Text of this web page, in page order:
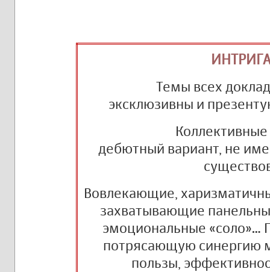
Темы всех
эксклюзивны и
дебютный вариант, не
Вовлекающие,
захватывающие
эмоциональные «соло»…
потрясающую синергию
пользы,